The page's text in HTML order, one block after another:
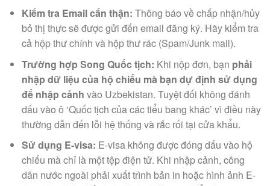
Kiểm tra Email cẩn thận: Thông báo về chấp nhận/hủy
bỏ thị thực sẽ được gửi đến email đăng ký. Hãy kiểm tra
cả hộp thư chính và hộp thư rác (Spam/Junk mail).
Trường hợp Song Quốc tịch: Khi nộp đơn, bạn phải
nhập dữ liệu của hộ chiếu mà bạn dự định sử dụng
để nhập cảnh vào Uzbekistan. Tuyệt đối không đánh
dấu vào ô ‘Quốc tịch của các tiểu bang khác’ vì điều này
thường dẫn đến lỗi hệ thống và rắc rối tại cửa khẩu.
Sử dụng E-visa: E-visa không được đóng dấu vào hộ
chiếu mà chỉ là một tệp điện tử. Khi nhập cảnh, công
dân nước ngoài phải xuất trình bản in hoặc hình ảnh E-